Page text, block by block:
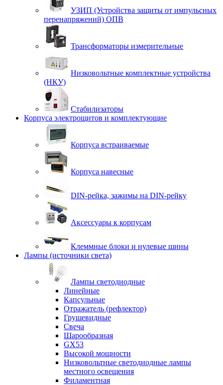
УЗИП (Устройства защиты от импульсных
перенапряжений) ОПВ
Трансформаторы измерительные
Низковольтные комплектные устройства
(НКУ)
Стабилизаторы
Корпуса электрощитов и комплектующие
Корпуса встраиваемые
Корпуса навесные
DIN-рейка, зажимы на DIN-рейку
Аксессуары к корпусам
Клеммные блоки и нулевые шины
Лампы (источники света)
Лампы светодиодные
Линейные
Капсульные
Отражатель (рефлектор)
Грушевидные
Свеча
Шарообразная
GX53
Высокой мощности
Низковольтные светодиодные лампы
местного освещения
Филаментная